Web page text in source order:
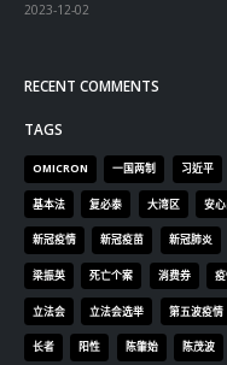
2023-12-02
RECENT COMMENTS
TAGS
OMICRON 一国两制 习近平
基本法 复必泰 大湾区 安
新冠疫情 新冠疫苗 新冠肺炎
梁振英 死亡个案 消费券
立法会 立法会选举 第五波疫情
长者 阳性 陈肇始 陈茂波